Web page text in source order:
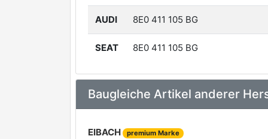
AUDI 8E0 411 105 BG
SEAT 8E0 411 105 BG
Baugleiche Artikel anderer
EIBACH premium Marke